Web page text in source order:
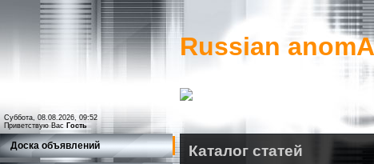
Суббота, 08.08.2026, 09:52
Приветствую Вас Гость
Russian anomA
Доска объявлений Каталог статей